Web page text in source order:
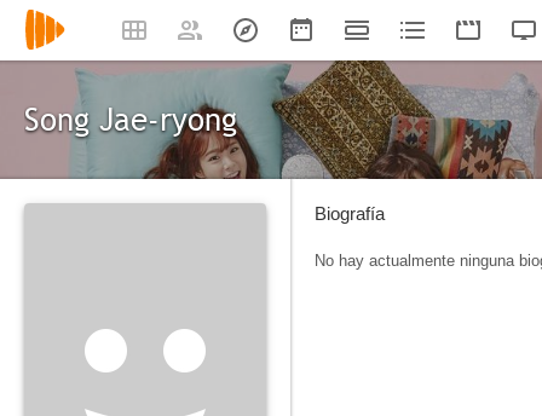
Song Jae-ryong
Biografía
No hay actualmente ninguna